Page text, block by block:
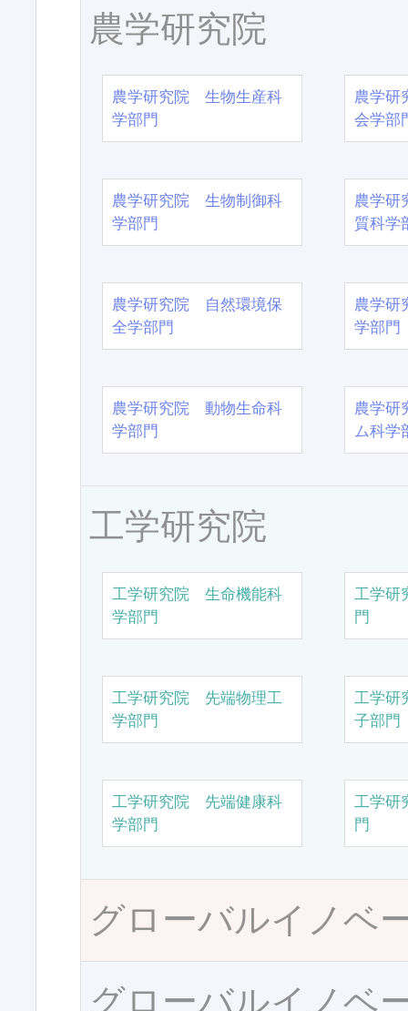
農学研究院
農学研究院 生物生産科
学部門
農学
会学部
農学研究院 生物制御科
学部門
農学
質科学
農学研究院 自然環境保
全学部門
農学
学部門
農学研究院 動物生命科
学部門
農学
ム科学
工学研究院
工学研究院 生命機能科
学部門
工学研
門
工学研究院 先端物理工
学部門
工学研
子部門
工学研究院 先端健康科
学部門
工学研
門
グローバルイノベ
グローバルイノベ